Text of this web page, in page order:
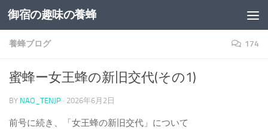
コンテンツへスキップ
御宿の趣味の養蜂
養蜂ブログ 174
蜜蜂ー女王蜂の新旧交代(その1)
BY NAO_TENJP · 2026年6月2日
前号に続き、「女王蜂の新旧交代」について